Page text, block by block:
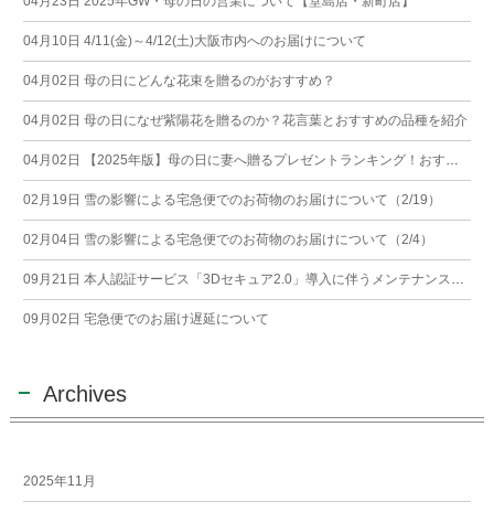
04月10日 4/11(金)～4/12(土)大阪市内へのお届けについて
04月02日 母の日にどんな花束を贈るのがおすすめ？
04月02日 母の日になぜ紫陽花を贈るのか？花言葉とおすすめの品種を紹介
04月02日 【2025年版】母の日に妻へ贈るプレゼントランキング！おすすめギフト10選
02月19日 雪の影響による宅急便でのお荷物のお届けについて（2/19）
02月04日 雪の影響による宅急便でのお荷物のお届けについて（2/4）
09月21日 本人認証サービス「3Dセキュア2.0」導入に伴うメンテナンスのお知らせ
09月02日 宅急便でのお届け遅延について
Archives
2025年11月